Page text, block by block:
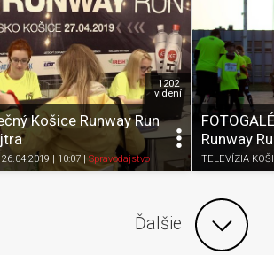
Pozrieť neskôr
K obľúbeným
Košice Runway Run
26.04.2019 | 10:07| Spravodajstvo
1202
videní
Runway
TELEVÍZIA
Ďalšie